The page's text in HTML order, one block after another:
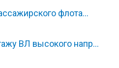
флота…
ВЛ высокого напр…